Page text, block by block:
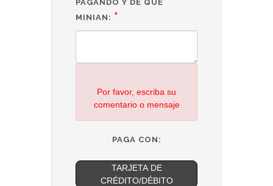
PAGANDO Y DE QUE
MINIAN: *
Por favor, escriba su
comentario o mensaje
PAGA CON:
TARJETA DE
CRÉDITO/DÉBITO